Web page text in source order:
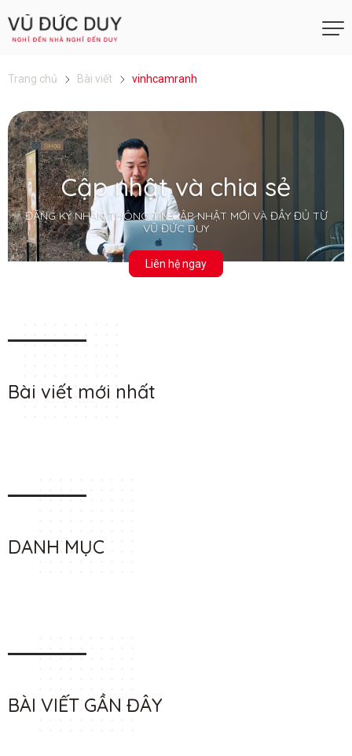
Trang chủ Bài viết vinhcamranh
Cập nhật và chia sẻ
ĐĂNG KÝ NHẬN THÔNG TIN CẬP NHẬT MỚI VÀ ĐẦY ĐỦ TỪ
VŨ ĐỨC DUY
Liên hệ ngay
Bài viết mới nhất
DANH MỤC
BÀI VIẾT GẦN ĐÂY